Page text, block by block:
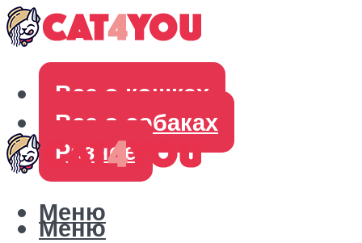
Все о кошках
Все о собаках
Разное
Меню
Меню